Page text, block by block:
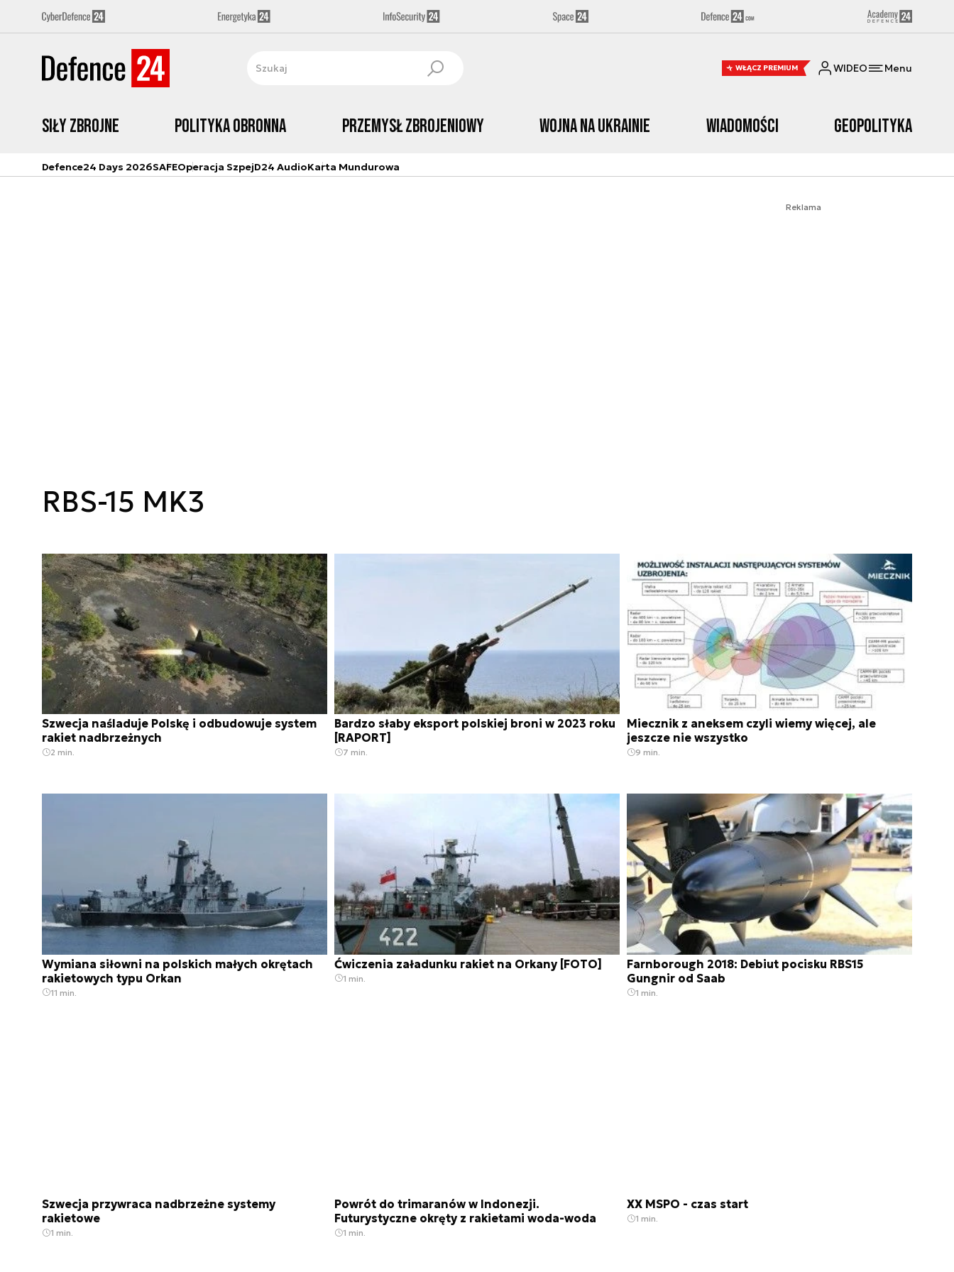
WŁĄCZ PREMIUM WIDEO Menu
Siły zbrojne Polityka obronna Przemysł Zbrojeniowy Wojna na Ukrainie Wiadomości Geopolityka
Defence24 Days 2026SAFEOperacja SzpejD24 AudioKarta Mundurowa
Reklama
RBS-15 MK3
Szwecja naśladuje Polskę i odbudowuje system
rakiet nadbrzeżnych
2 min.
Bardzo słaby eksport polskiej broni w 2023 roku
[RAPORT]
7 min.
Miecznik z aneksem czyli wiemy więcej, ale
jeszcze nie wszystko
9 min.
Wymiana siłowni na polskich małych okrętach
rakietowych typu Orkan
11 min.
Ćwiczenia załadunku rakiet na Orkany [FOTO]
1 min.
Farnborough 2018: Debiut pocisku RBS15
Gungnir od Saab
1 min.
Szwecja przywraca nadbrzeżne systemy
rakietowe
1 min.
Powrót do trimaranów w Indonezji.
Futurystyczne okręty z rakietami woda-woda
1 min.
XX MSPO - czas start
1 min.